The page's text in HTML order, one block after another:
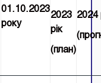
01.10.2023
року
2023
рік
(план)
2024